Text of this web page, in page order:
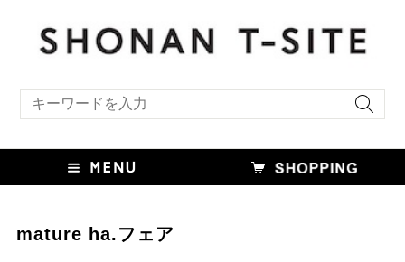
mature ha.フェア